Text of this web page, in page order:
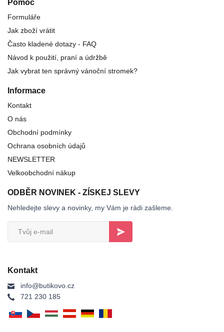
Pomoc
Formuláře
Jak zboží vrátit
Často kladené dotazy - FAQ
Návod k použití, praní a údržbě
Jak vybrat ten správný vánoční stromek?
Informace
Kontakt
O nás
Obchodní podmínky
Ochrana osobních údajů
NEWSLETTER
Velkoobchodní nákup
ODBĚR NOVINEK - ZÍSKEJ SLEVY
Nehledejte slevy a novinky, my Vám je rádi zašleme.
Kontakt
info@butikovo.cz
721 230 185